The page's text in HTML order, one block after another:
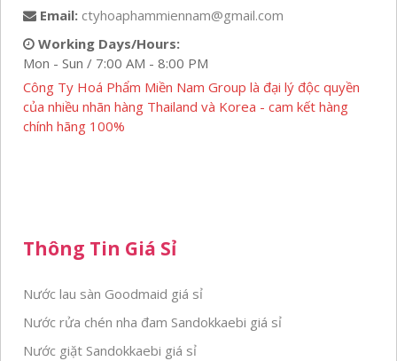
Email: ctyhoaphammiennam@gmail.com
Working Days/Hours:
Mon - Sun / 7:00 AM - 8:00 PM
Công Ty Hoá Phẩm Miền Nam Group là đại lý độc quyền
của nhiều nhãn hàng Thailand và Korea - cam kết hàng
chính hãng 100%
Thông Tin Giá Sỉ
Nước lau sàn Goodmaid giá sỉ
Nước rửa chén nha đam Sandokkaebi giá sỉ
Nước giặt Sandokkaebi giá sỉ